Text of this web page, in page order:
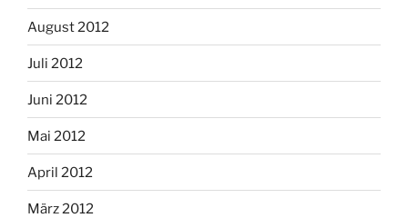
August 2012
Juli 2012
Juni 2012
Mai 2012
April 2012
März 2012